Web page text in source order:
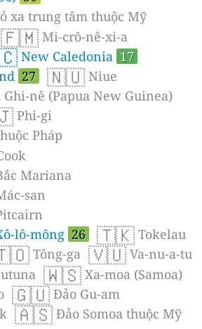
xa trung tâm thuộc Mỹ
🇫🇲 Mi-crô-nê-xi-a
New Caledonia 17
27 🇳🇺 Niue
nê (Papua New Guinea)
Phi-gi
Pháp
Mariana
san
lô-mông 26 🇹🇰 Tokelau
Tông-ga 🇻🇺 Va-nu-a-tu
🇼🇸 Xa-moa (Samoa)
🇬🇺 Đảo Gu-am
🇦🇸 Đảo Somoa thuộc Mỹ